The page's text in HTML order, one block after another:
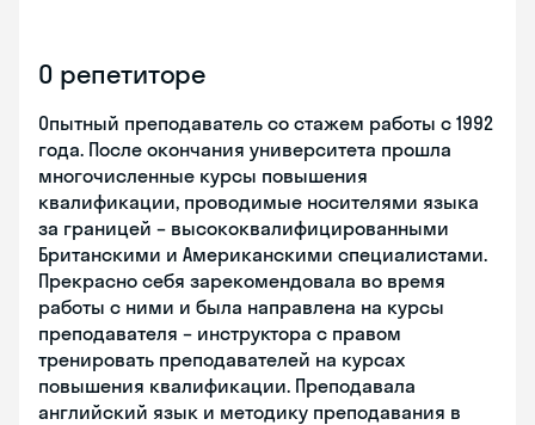
О репетиторе
Опытный преподаватель со стажем работы с 1992
года. После окончания университета прошла
многочисленные курсы повышения
квалификации, проводимые носителями языка
за границей – высококвалифицированными
Британскими и Американскими специалистами.
Прекрасно себя зарекомендовала во время
работы с ними и была направлена на курсы
преподавателя – инструктора с правом
тренировать преподавателей на курсах
повышения квалификации. Преподавала
английский язык и методику преподавания в